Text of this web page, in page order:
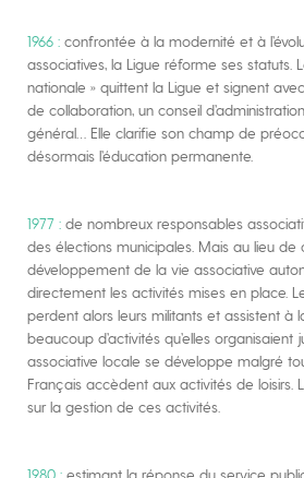
1966 : confrontée à la modernité et à
associatives, la Ligue réforme ses statuts.
nationale » quittent la Ligue et signent
de collaboration, un conseil
général… Elle clarifie son champ de
désormais l’éducation permanente.
1977 : de nombreux responsables
des élections municipales. Mais au lieu de
développement de la vie associative
directement les activités mises en place.
perdent alors leurs militants et assistent à
beaucoup d’activités qu’elles organisaient
associative locale se développe malgré
Français accèdent aux activités de loisirs.
sur la gestion de ces activités.